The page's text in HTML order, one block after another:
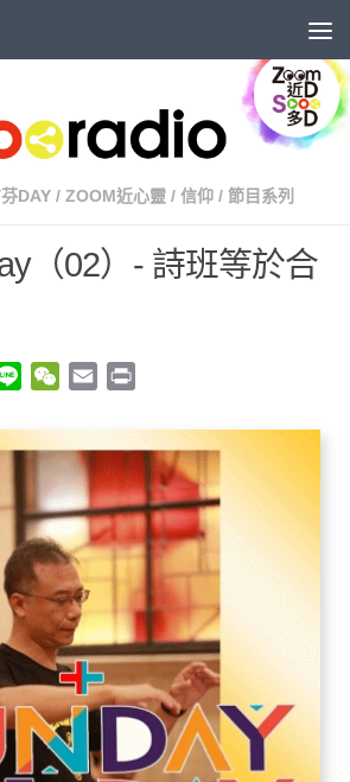
DAY / ZOOM近心靈 / 信仰 / 節目系列
（02）- 詩班等於合
Line WeChat
Email